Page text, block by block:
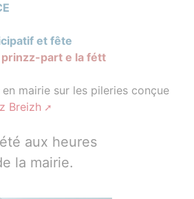
et fête
prinzz-part e la fétt
mairie sur les pileries conçue
Breizh
aux heures
la mairie.